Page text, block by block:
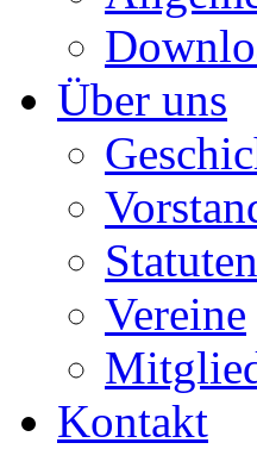
Über uns
Statuten
Vereine
Kontakt